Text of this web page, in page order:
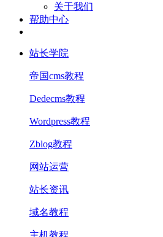
关于我们
帮助中心
站长学院
帝国cms教程
Dedecms教程
Wordpress教程
Zblog教程
网站运营
站长资讯
域名教程
主机教程